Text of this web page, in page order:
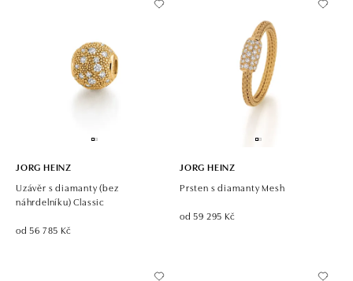
JORG HEINZ
Uzávěr s diamanty (bez
náhrdelníku) Classic
od 56 785 Kč
JORG HEINZ
Prsten s diamanty Mesh
od 59 295 Kč